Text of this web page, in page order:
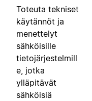
Toteuta tekniset
käytännöt ja
menettelyt
sähköisille
tietojärjestelmill
e, jotka
ylläpitävät
sähköisiä